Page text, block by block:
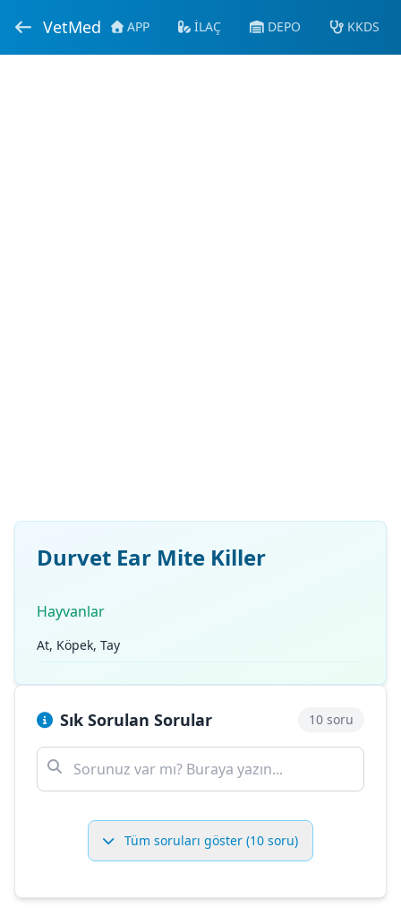
VetMed APP İLAÇ DEPO KKDS
Durvet Ear Mite Killer
Hayvanlar
At, Köpek, Tay
Sık Sorulan Sorular 10 soru
Tüm soruları göster (10 soru)